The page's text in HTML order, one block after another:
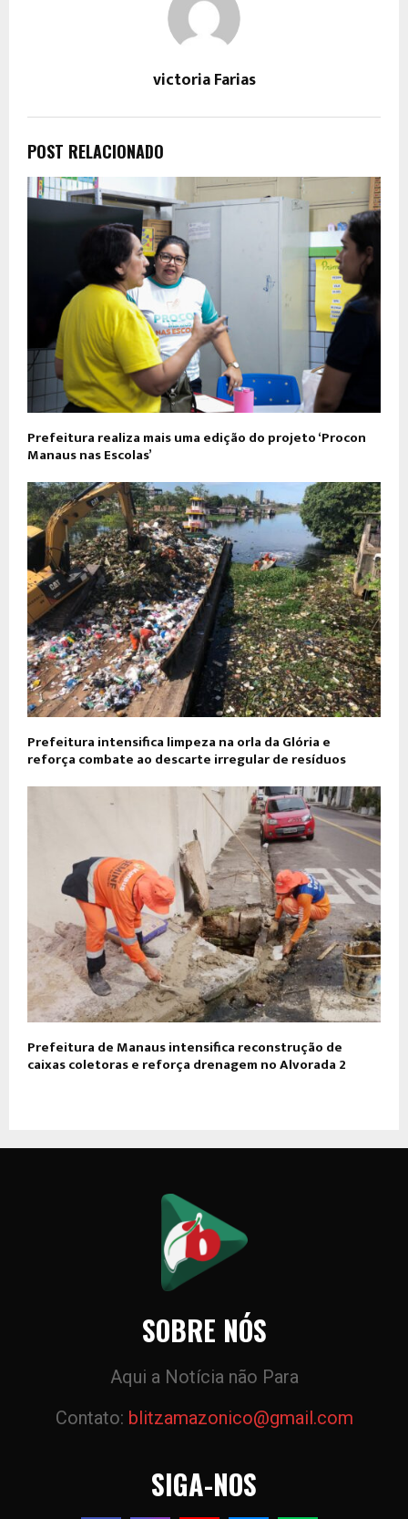
victoria Farias
POST RELACIONADO
Prefeitura realiza mais uma edição do projeto ‘Procon
Manaus nas Escolas’
Prefeitura intensifica limpeza na orla da Glória e
reforça combate ao descarte irregular de resíduos
Prefeitura de Manaus intensifica reconstrução de
caixas coletoras e reforça drenagem no Alvorada 2
SOBRE NÓS
Aqui a Notícia não Para
Contato: blitzamazonico@gmail.com
SIGA-NOS